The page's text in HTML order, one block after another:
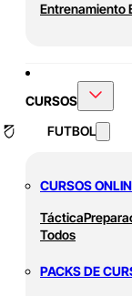
Entrenamiento
CURSOS
FUTBOL
CURSOS
Táctica
Todos
PACKS DE